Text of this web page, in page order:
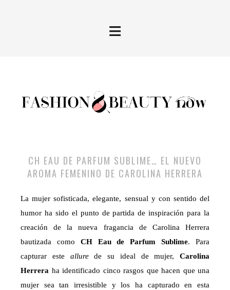
≡
CH EAU DE PARFUM SUBLIME… EL NUEVO
AROMA FEMENINO DE CAROLINA HERRERA
La mujer sofisticada, elegante, sensual y con sentido del
humor ha sido el punto de partida de inspiración para la
creación de la nueva fragancia de Carolina Herrera
bautizada como CH Eau de Parfum Sublime. Para
capturar este allurede su ideal de mujer, Carolina
Herrera ha identificado cinco rasgos que hacen que una
mujer sea tan irresistible y los ha capturado en esta